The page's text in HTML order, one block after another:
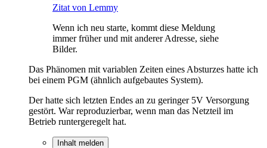
Zitat von Lemmy
Wenn ich neu starte, kommt diese Meldung
immer früher und mit anderer Adresse, siehe
Bilder.
Das Phänomen mit variablen Zeiten eines Absturzes hatte ich
bei einem PGM (ähnlich aufgebautes System).
Der hatte sich letzten Endes an zu geringer 5V Versorgung
gestört. War reproduzierbar, wenn man das Netzteil im
Betrieb runtergeregelt hat.
Inhalt melden